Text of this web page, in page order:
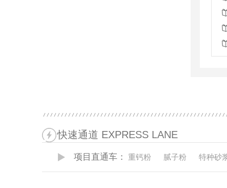
快速通道 EXPRESS LANE
项目直通车： 重钙粉 腻子粉 特种砂